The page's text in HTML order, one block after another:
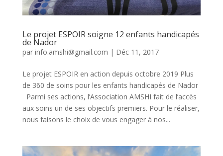
Le projet ESPOIR soigne 12 enfants handicapés
de Nador
par info.amshi@gmail.com | Déc 11, 2017
Le projet ESPOIR en action depuis octobre 2019 Plus
de 360 de soins pour les enfants handicapés de Nador
Parmi ses actions, l’Association AMSHI fait de l’accès
aux soins un de ses objectifs premiers. Pour le réaliser,
nous faisons le choix de vous engager à nos...